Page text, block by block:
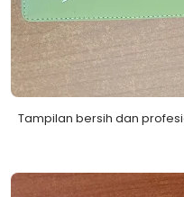
Tampilan bersih dan